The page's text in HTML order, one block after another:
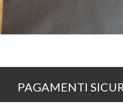
PAGAMENTI